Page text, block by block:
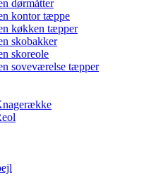
dørmåtter
kontor tæppe
køkken tæpper
skobakker
skoreole
soveværelse tæpper